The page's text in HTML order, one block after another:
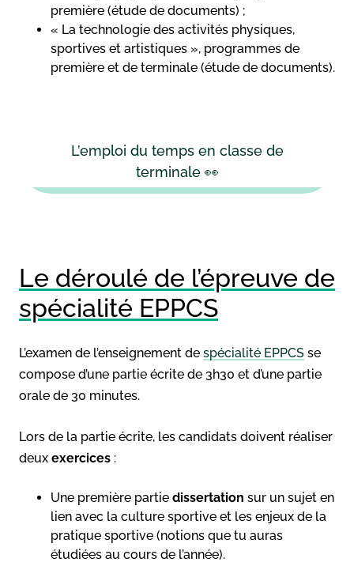
première (étude de documents) ;
« La technologie des activités physiques,
sportives et artistiques », programmes de
première et de terminale (étude de documents).
L’emploi du temps en classe de
terminale 👀
Le déroulé de l’épreuve de
spécialité EPPCS
L’examen de l’enseignement de spécialité EPPCS se
compose d’une partie écrite de 3h30 et d’une partie
orale de 30 minutes.
Lors de la partie écrite, les candidats doivent réaliser
deux exercices :
Une première partie dissertation sur un sujet en
lien avec la culture sportive et les enjeux de la
pratique sportive (notions que tu auras
étudiées au cours de l’année).